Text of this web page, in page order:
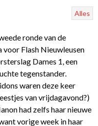
Alles
ronde van de
Flash Nieuwleusen
Dames 1, een
tegenstander.
waren deze keer
van vrijdagavond?)
had zelfs haar nieuwe
vorige week in haar